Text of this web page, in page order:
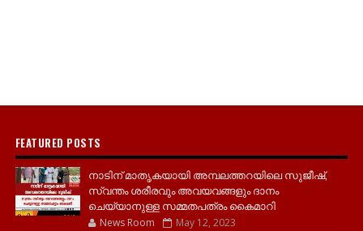
FEATURED POSTS
നാടിന് മാതൃകയായി അമ്പലത്തറയിലെ സുജീഷ്,
സ്വന്തം ശരീരവും അവയവങ്ങളും ദാനം
ചെയ്യാനുള്ള സമ്മതപത്രം കൈമാറി
News Room May 12, 2023